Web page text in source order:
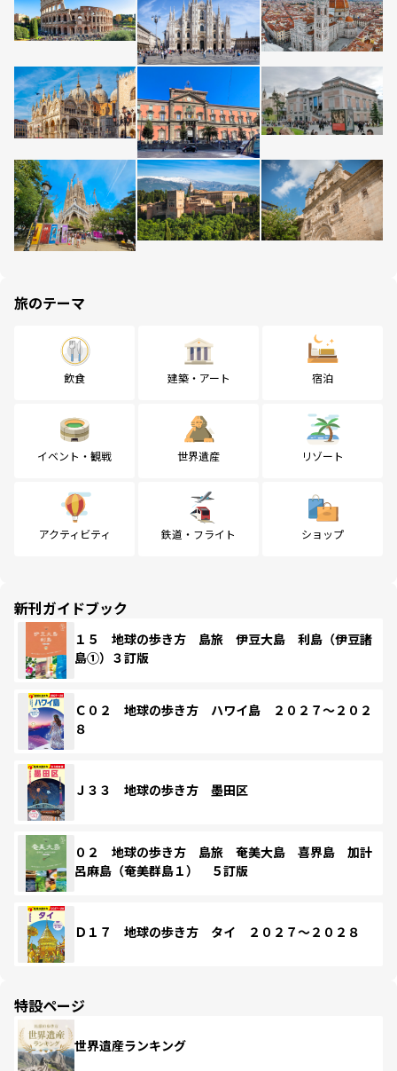
旅のテーマ
飲食 建築・アート 宿泊
イベント・観戦 世界遺産 リゾート
アクティビティ 鉄道・フライト ショップ
新刊ガイドブック
１５ 地球の歩き方 島旅 伊豆大島 利島（伊豆諸
島①）３訂版
Ｃ０２ 地球の歩き方 ハワイ島 ２０２７～２０２
８
Ｊ３３ 地球の歩き方 墨田区
０２ 地球の歩き方 島旅 奄美大島 喜界島 加計
呂麻島（奄美群島１） ５訂版
Ｄ１７ 地球の歩き方 タイ ２０２７～２０２８
特設ページ
世界遺産ランキング